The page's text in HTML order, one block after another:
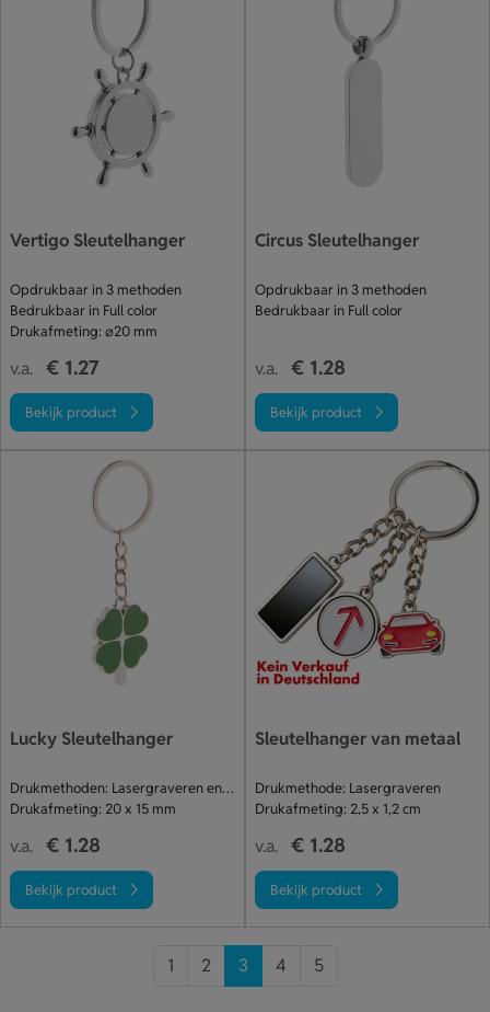
Vertigo Sleutelhanger
Opdrukbaar in 3 methoden
Bedrukbaar in Full color
Drukafmeting: ⌀20 mm
v.a. € 1.27
Bekijk product
Circus Sleutelhanger
Opdrukbaar in 3 methoden
Bedrukbaar in Full color
v.a. € 1.28
Bekijk product
Lucky Sleutelhanger
Drukmethoden: Lasergraveren en Individuele namen Laser
Drukafmeting: 20 x 15 mm
v.a. € 1.28
Bekijk product
Sleutelhanger van metaal
Drukmethode: Lasergraveren
Drukafmeting: 2,5 x 1,2 cm
v.a. € 1.28
Bekijk product
1 2 3 4 5